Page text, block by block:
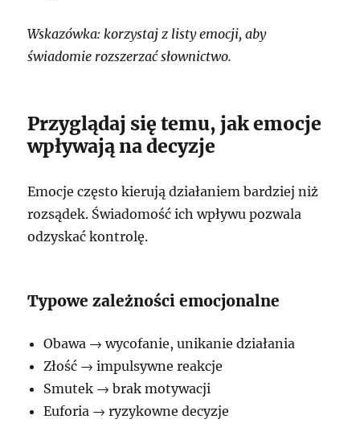
Wskazówka: korzystaj z listy emocji, aby
świadomie rozszerzać słownictwo.
Przyglądaj się temu, jak emocje
wpływają na decyzje
Emocje często kierują działaniem bardziej niż
rozsądek. Świadomość ich wpływu pozwala
odzyskać kontrolę.
Typowe zależności emocjonalne
Obawa → wycofanie, unikanie działania
Złość → impulsywne reakcje
Smutek → brak motywacji
Euforia → ryzykowne decyzje